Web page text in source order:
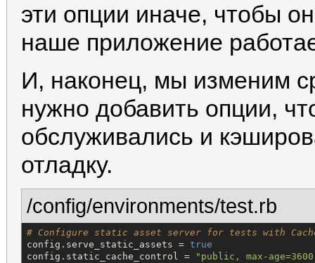
эти опции иначе, чтобы
наше приложение
И, наконец, мы изменим
нужно добавить опции,
обслуживались и
отладку.
/config/environments/test.rb
# Configure static asset server for tests with
config.serve_static_assets = true
config.static_cache_control =
" public, max-age=3600